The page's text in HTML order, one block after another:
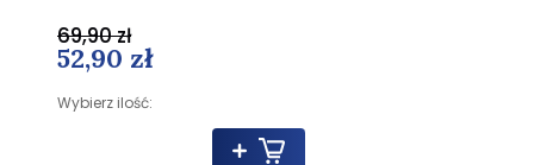
52,90 zł
Wybierz ilość:
69,90 zł